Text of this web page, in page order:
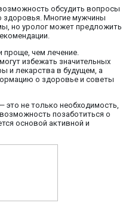
обсудить вопросы
здоровья. Многие мужчины
но уролог может предложить
чем лечение.
избежать значительных
и лекарства в будущем, а
о здоровье и советы
это не только необходимость,
позаботиться о
основой активной и